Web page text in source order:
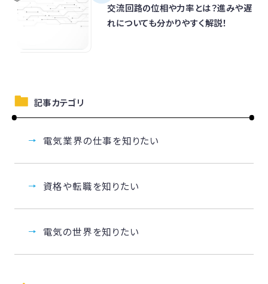
交流回路の位相や力率とは？進みや遅
れについても分かりやすく解説！
記事カテゴリ
電気業界の仕事を知りたい
資格や転職を知りたい
電気の世界を知りたい